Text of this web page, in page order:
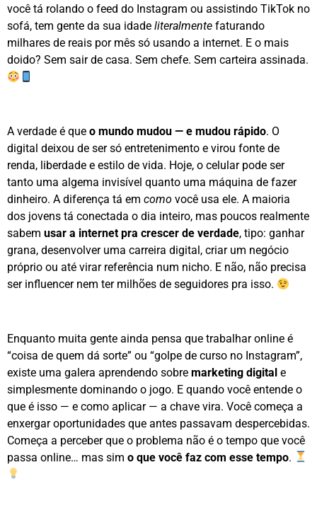
você tá rolando o feed do Instagram ou assistindo TikTok no
sofá, tem gente da sua idade literalmente faturando
milhares de reais por mês só usando a internet. E o mais
doido? Sem sair de casa. Sem chefe. Sem carteira assinada.
A verdade é que o mundo mudou — e mudou rápido. O
digital deixou de ser só entretenimento e virou fonte de
renda, liberdade e estilo de vida. Hoje, o celular pode ser
tanto uma algema invisível quanto uma máquina de fazer
dinheiro. A diferença tá em como você usa ele. A maioria
dos jovens tá conectada o dia inteiro, mas poucos realmente
sabem usar a internet pra crescer de verdade, tipo: ganhar
grana, desenvolver uma carreira digital, criar um negócio
próprio ou até virar referência num nicho. E não, não precisa
ser influencer nem ter milhões de seguidores pra isso.
Enquanto muita gente ainda pensa que trabalhar online é
“coisa de quem dá sorte” ou “golpe de curso no Instagram”,
existe uma galera aprendendo sobre marketing digital e
simplesmente dominando o jogo. E quando você entende o
que é isso — e como aplicar — a chave vira. Você começa a
enxergar oportunidades que antes passavam despercebidas.
Começa a perceber que o problema não é o tempo que você
passa online… mas sim o que você faz com esse tempo.